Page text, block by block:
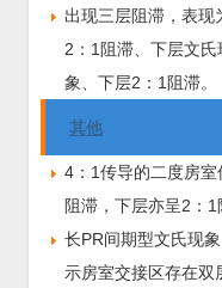
出现三层阻滞，表现
2：1阻滞、下层文
象、下层2：1阻滞。
其他
4：1传导的二度房
阻滞，下层亦呈2：1
长PR间期型文氏现
示房室交接区存在双